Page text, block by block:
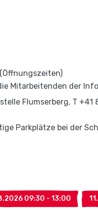
Mitarbeitenden der
Flumserberg, T +41
Parkplätze bei der
09:30 - 13:00